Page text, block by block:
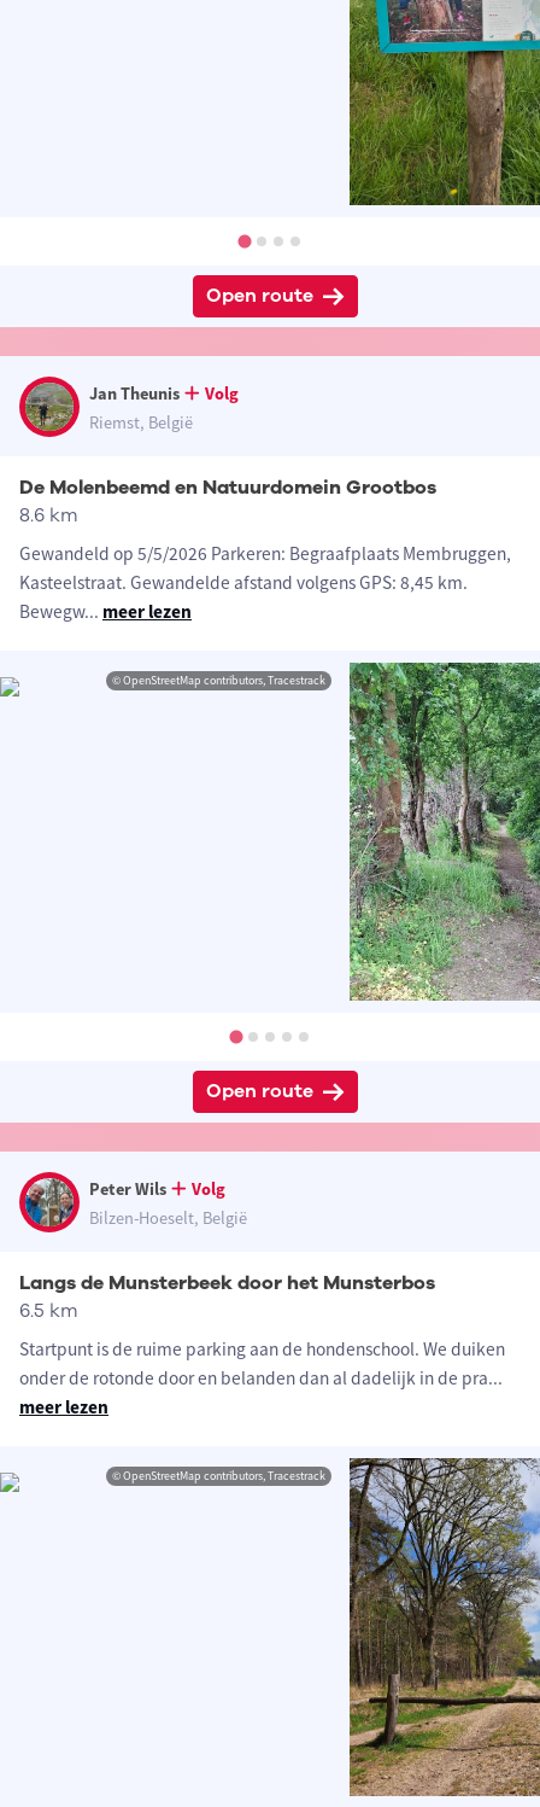
Open route
Jan Theunis
Volg
Riemst, België
De Molenbeemd en Natuurdomein Grootbos
8.6 km
Gewandeld op 5/5/2026 Parkeren: Begraafplaats Membruggen,
Kasteelstraat. Gewandelde afstand volgens GPS: 8,45 km.
Bewegw... meer lezen
© OpenStreetMap contributors, Tracestrack
Open route
Peter Wils
Volg
Bilzen-Hoeselt, België
Langs de Munsterbeek door het Munsterbos
6.5 km
Startpunt is de ruime parking aan de hondenschool. We duiken
onder de rotonde door en belanden dan al dadelijk in de pra...
meer lezen
© OpenStreetMap contributors, Tracestrack